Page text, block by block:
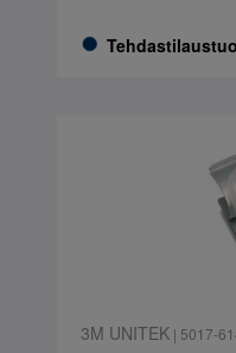
3M UNITEK| 5017-